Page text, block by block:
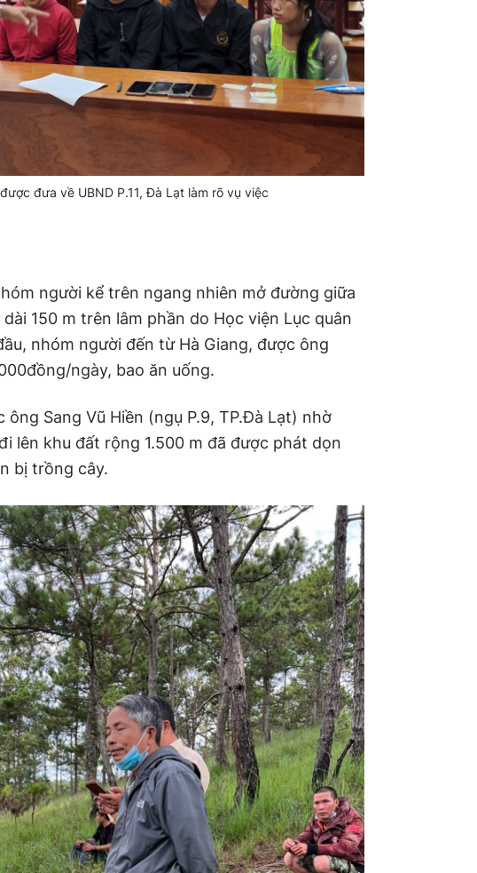
đưa về UBND P.11, Đà Lạt làm rõ vụ việc
người kể trên ngang nhiên mở đường giữa
150 m trên lâm phần do Học viện Lục quân
nhóm người đến từ Hà Giang, được ông
ngày, bao ăn uống.
Sang Vũ Hiền (ngụ P.9, TP.Đà Lạt) nhờ
lên khu đất rộng 1.500 m đã được phát dọn
bị trồng cây.